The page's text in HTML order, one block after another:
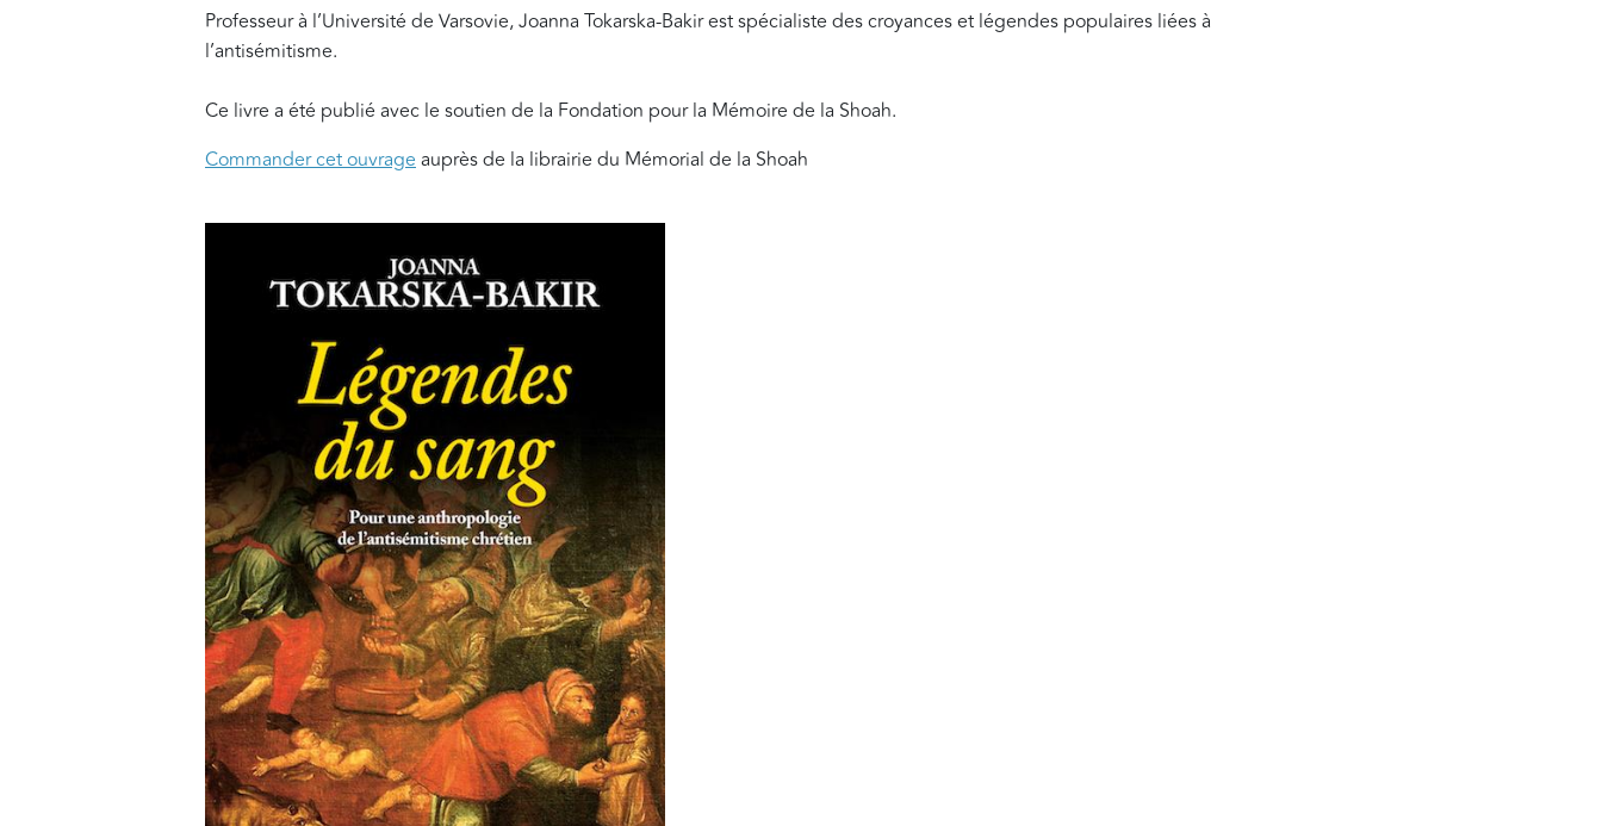
Professeur à l’Université de Varsovie, Joanna Tokarska-Bakir est spécialiste des croyances et légendes populaires liées à
l’antisémitisme.
Ce livre a été publié avec le soutien de la Fondation pour la Mémoire de la Shoah.
Commander cet ouvrageauprès de la librairie du Mémorial de la Shoah